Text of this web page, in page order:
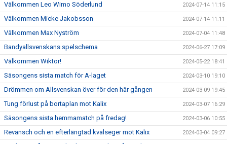
Välkommen Leo Wimo Söderlund 2024-07-14 11:15
Välkommen Micke Jakobsson 2024-07-14 11:11
Välkommen Max Nyström 2024-07-04 11:48
Bandyallsvenskans spelschema 2024-06-27 17:09
Välkommen Wiktor! 2024-05-22 18:41
Säsongens sista match för A-laget 2024-03-10 19:10
Drömmen om Allsvenskan över för den här gången 2024-03-09 19:45
Tung förlust på bortaplan mot Kalix 2024-03-07 16:29
Säsongens sista hemmamatch på fredag! 2024-03-06 10:55
Revansch och en efterlängtad kvalseger mot Kalix 2024-03-04 09:27